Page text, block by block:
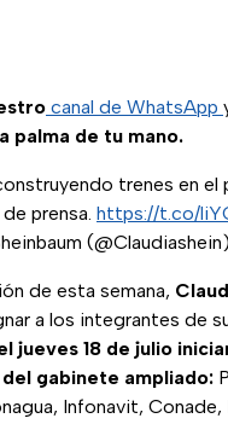
canal de WhatsApp
palma de tu mano.
trenes en el
prensa. https://t.co/
(@Claudiashein)
de esta semana,
a los integrantes de
jueves 18 de julio
gabinete ampliado:
Infonavit,